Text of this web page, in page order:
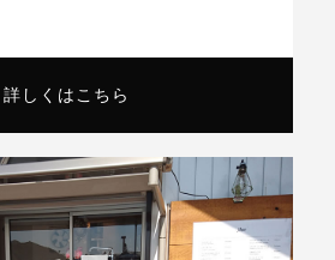
詳しくはこちら